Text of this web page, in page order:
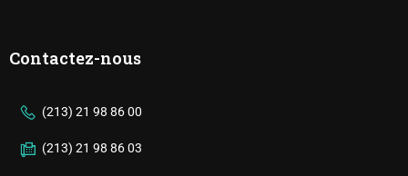
Contactez-nous
(213) 21 98 86 00
(213) 21 98 86 03